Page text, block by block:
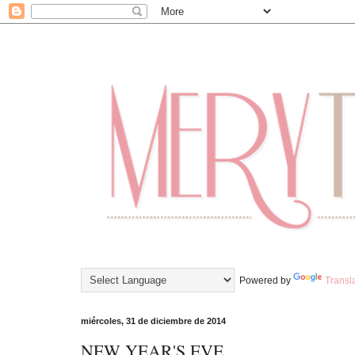
Powered by
miércoles, 31 de diciembre de 2014
NEW YEAR'S EVE